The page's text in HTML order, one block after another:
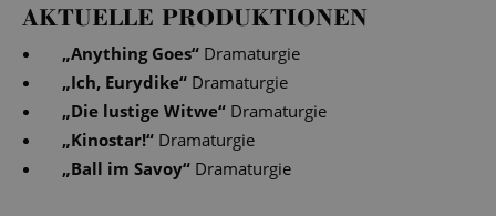
AKTUELLE PRODUKTIONEN
„Anything Goes“ Dramaturgie
„Ich, Eurydike“ Dramaturgie
„Die lustige Witwe“ Dramaturgie
„Kinostar!“ Dramaturgie
„Ball im Savoy“ Dramaturgie